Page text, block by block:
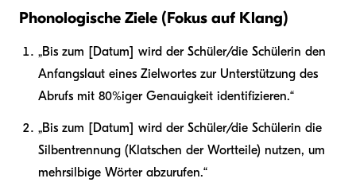
Phonologische Ziele (Fokus auf Klang)
„Bis zum [Datum] wird der Schüler/die Schülerin den
Anfangslaut eines Zielwortes zur Unterstützung des
Abrufs mit 80%iger Genauigkeit identifizieren.“
„Bis zum [Datum] wird der Schüler/die Schülerin die
Silbentrennung (Klatschen der Wortteile) nutzen, um
mehrsilbige Wörter abzurufen.“